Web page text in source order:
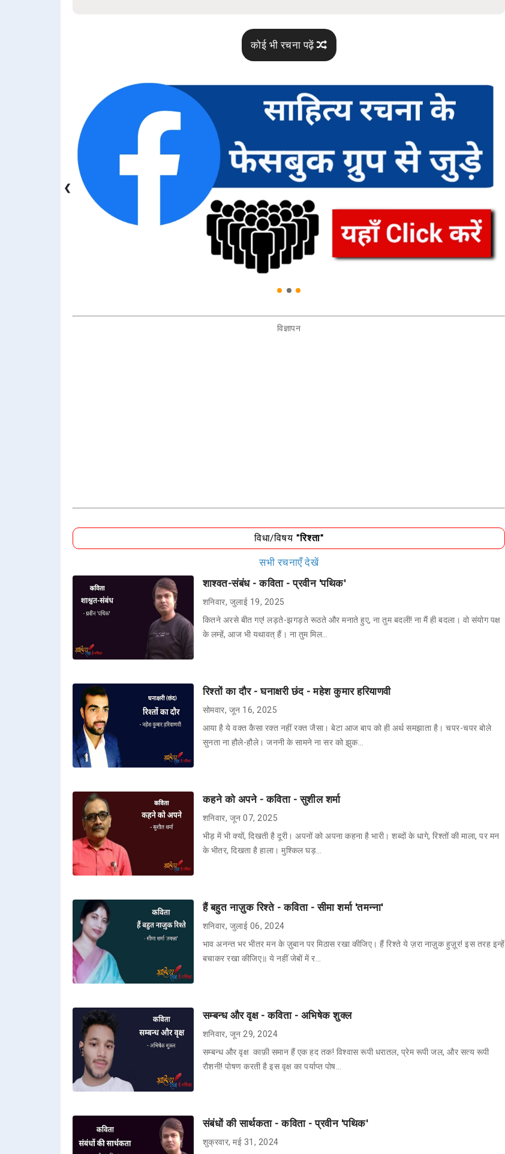
कोई भी रचना पढ़ें
❮
विज्ञापन
विधा/विषय "रिश्ता"
सभी रचनाएँ देखें
शाश्वत-संबंध - कविता - प्रवीन 'पथिक'
शनिवार, जुलाई 19, 2025
कितने अरसे बीत गए! लड़ते-झगड़ते रूठते और मनाते हुए, ना तुम बदली! ना मैं ही बदला। वो संयोग पक्ष
के लम्हें, आज भी यथावत् हैं। ना तुम मिल…
रिश्तों का दौर - घनाक्षरी छंद - महेश कुमार हरियाणवी
सोमवार, जून 16, 2025
आया है ये वक्त कैसा रक्त नहीं रक्त जैसा। बेटा आज बाप को ही अर्थ समझाता है। चपर-चपर बोले
सुनता ना हौले-हौले। जननी के सामने ना सर को झुक…
कहने को अपने - कविता - सुशील शर्मा
शनिवार, जून 07, 2025
भीड़ में भी क्यों, दिखती है दूरी। अपनों को अपना कहना है भारी। शब्दों के धागे, रिश्तों की माला, पर मन
के भीतर, दिखता है हाला। मुश्किल घड़…
हैं बहुत नाज़ुक रिश्ते - कविता - सीमा शर्मा 'तमन्ना'
शनिवार, जुलाई 06, 2024
भाव अनन्त भर भीतर मन के ज़ुबान पर मिठास रखा कीजिए। हैं रिश्ते ये ज़रा नाज़ुक हुज़ूर! इस तरह इन्हें
बचाकर रखा कीजिए॥ ये नहीं जेबों में र…
सम्बन्ध और वृक्ष - कविता - अभिषेक शुक्ल
शनिवार, जून 29, 2024
सम्बन्ध और वृक्ष काफ़ी समान हैं एक हद तक! विश्वास रूपी धरातल, प्रेम रूपी जल, और सत्य रूपी
रौशनी! पोषण करती है इस वृक्ष का पर्याप्त पोष…
संबंधों की सार्थकता - कविता - प्रवीन 'पथिक'
शुक्रवार, मई 31, 2024